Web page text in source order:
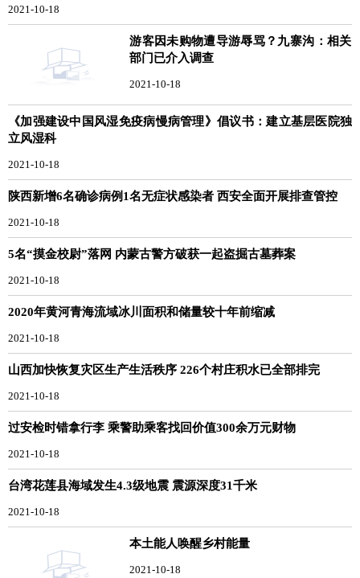
2021-10-18
游客因未购物遭导游辱骂？九寨沟：相关
部门已介入调查
2021-10-18
《加强建设中国风湿免疫病慢病管理》倡议书：建立基层医院独
立风湿科
2021-10-18
陕西新增6名确诊病例1名无症状感染者 西安全面开展排查管控
2021-10-18
5名“摸金校尉”落网 内蒙古警方破获一起盗掘古墓葬案
2021-10-18
2020年黄河青海流域冰川面积和储量较十年前缩减
2021-10-18
山西加快恢复灾区生产生活秩序 226个村庄积水已全部排完
2021-10-18
过安检时错拿行李 乘警助乘客找回价值300余万元财物
2021-10-18
台湾花莲县海域发生4.3级地震 震源深度31千米
2021-10-18
本土能人唤醒乡村能量
2021-10-18